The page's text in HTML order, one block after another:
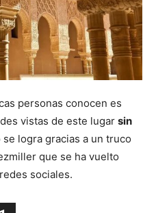
personas conocen es
vistas de este lugar sin
se logra gracias a un truco
que se ha vuelto
sociales.